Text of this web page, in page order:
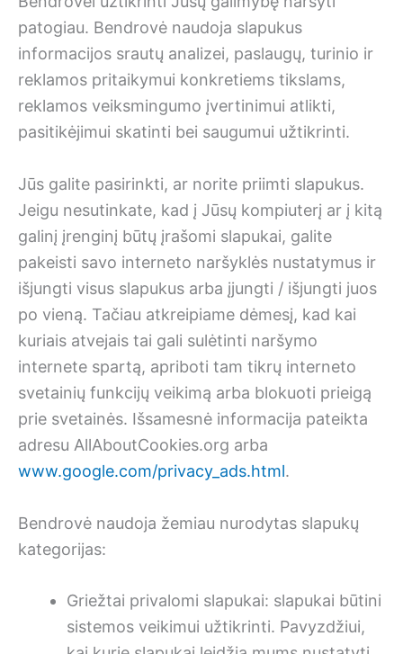
patogiau. Bendrovė naudoja slapukus
informacijos srautų analizei, paslaugų, turinio ir
reklamos pritaikymui konkretiems tikslams,
reklamos veiksmingumo įvertinimui atlikti,
pasitikėjimui skatinti bei saugumui užtikrinti.
Jūs galite pasirinkti, ar norite priimti slapukus.
Jeigu nesutinkate, kad į Jūsų kompiuterį ar į kitą
galinį įrenginį būtų įrašomi slapukai, galite
pakeisti savo interneto naršyklės nustatymus ir
išjungti visus slapukus arba įjungti / išjungti juos
po vieną. Tačiau atkreipiame dėmesį, kad kai
kuriais atvejais tai gali sulėtinti naršymo
internete spartą, apriboti tam tikrų interneto
svetainių funkcijų veikimą arba blokuoti prieigą
prie svetainės. Išsamesnė informacija pateikta
adresu AllAboutCookies.org arba
www.google.com/privacy_ads.html.
Bendrovė naudoja žemiau nurodytas slapukų
kategorijas:
Griežtai privalomi slapukai: slapukai būtini
sistemos veikimui užtikrinti. Pavyzdžiui,